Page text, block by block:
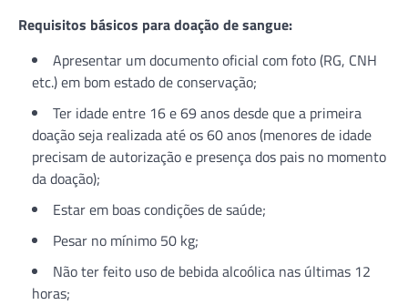
Requisitos básicos para doação de sangue:
Apresentar um documento oficial com foto (RG, CNH
etc.) em bom estado de conservação;
Ter idade entre 16 e 69 anos desde que a primeira
doação seja realizada até os 60 anos (menores de idade
precisam de autorização e presença dos pais no momento
da doação);
Estar em boas condições de saúde;
Pesar no mínimo 50 kg;
Não ter feito uso de bebida alcoólica nas últimas 12
horas;